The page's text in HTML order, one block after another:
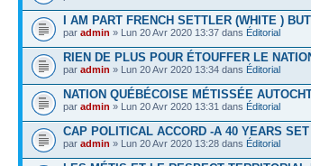
I AM PART FRENCH SETTLER (WHITE )
par admin » Lun 20 Avr 2020 13:37 dans Éditorial
RIEN DE PLUS POUR ÉTOUFFER LE
par admin » Lun 20 Avr 2020 13:34 dans Éditorial
NATION QUÉBÉCOISE MÉTISSÉE
par admin » Lun 20 Avr 2020 13:31 dans Éditorial
CAP POLITICAL ACCORD -A 40 YEARS
par admin » Lun 20 Avr 2020 13:28 dans Éditorial